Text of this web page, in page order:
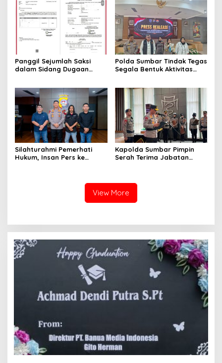
Nasional
Panggil Sejumlah Saksi
dalam Sidang Dugaan
Polda Sumbar Tindak Tegas
Segala Bentuk Aktivitas
Lingkungan dan Merugikan
Negara
Silahturahmi Pemerhati
Hukum, Insan Pers ke
Kapolda Sumbar Pimpin
Serah Terima Jabatan
View More